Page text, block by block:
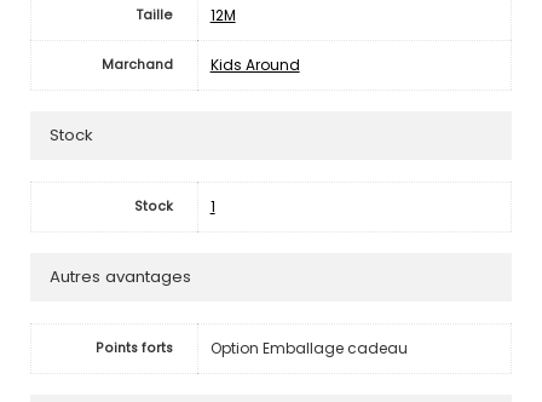
Taille 12M
Marchand Kids Around
Stock
Stock 1
Autres avantages
Points forts Option Emballage cadeau